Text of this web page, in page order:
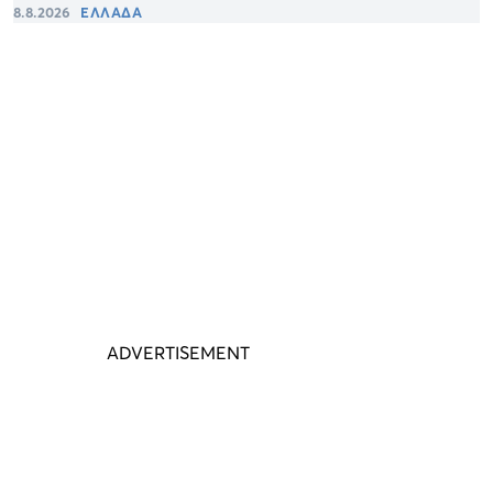
8.8.2026 ΕΛΛΑΔΑ